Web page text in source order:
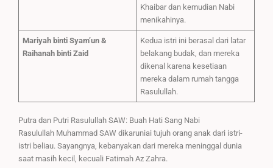
Khaibar dan kemudian Nabi
menikahinya.
Mariyah binti Syam’un &
Raihanah binti Zaid
Kedua istri ini berasal dari latar
belakang budak, dan mereka
dikenal karena kesetiaan
mereka dalam rumah tangga
Rasulullah.
Putra dan Putri Rasulullah SAW: Buah Hati Sang Nabi
Rasulullah Muhammad SAW dikaruniai tujuh orang anak dari istri-
istri beliau. Sayangnya, kebanyakan dari mereka meninggal dunia
saat masih kecil, kecuali Fatimah Az Zahra.